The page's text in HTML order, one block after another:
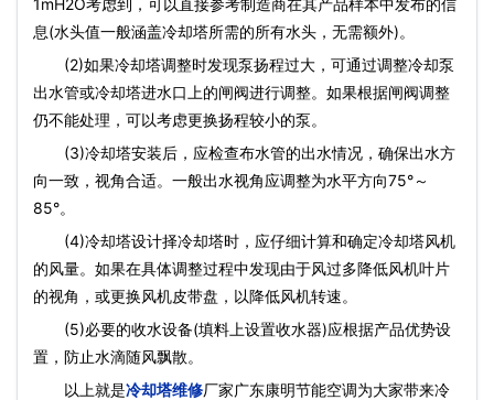
1mH2O考虑到，可以直接参考制造商在其产品样本中发布的信
息(水头值一般涵盖冷却塔所需的所有水头，无需额外)。
(2)如果冷却塔调整时发现泵扬程过大，可通过调整冷却泵
出水管或冷却塔进水口上的闸阀进行调整。如果根据闸阀调整
仍不能处理，可以考虑更换扬程较小的泵。
(3)冷却塔安装后，应检查布水管的出水情况，确保出水方
向一致，视角合适。一般出水视角应调整为水平方向75°～
85°。
(4)冷却塔设计择冷却塔时，应仔细计算和确定冷却塔风机
的风量。如果在具体调整过程中发现由于风过多降低风机叶片
的视角，或更换风机皮带盘，以降低风机转速。
(5)必要的收水设备(填料上设置收水器)应根据产品优势设
置，防止水滴随风飘散。
以上就是冷却塔维修厂家广东康明节能空调为大家带来冷